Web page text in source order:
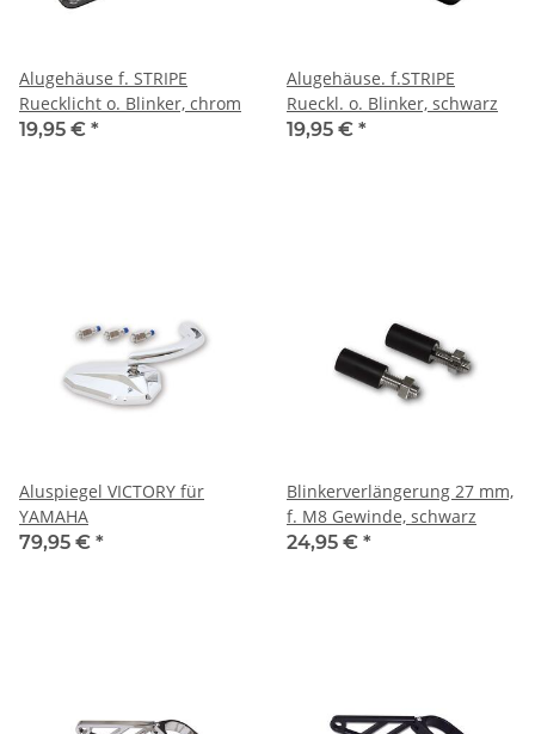
Alugehäuse f. STRIPE
Ruecklicht o. Blinker, chrom
19,95 € *
Alugehäuse. f.STRIPE
Rueckl. o. Blinker, schwarz
19,95 € *
Aluspiegel VICTORY für
YAMAHA
79,95 € *
Blinkerverlängerung 27 mm,
f. M8 Gewinde, schwarz
24,95 € *